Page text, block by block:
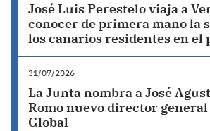
José Luis Perestelo viaja a
conocer de primera mano la
los canarios residentes en el
31/07/2026
La Junta nombra a José
Romo nuevo director
Global